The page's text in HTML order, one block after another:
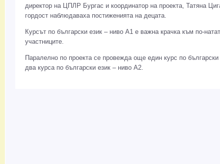
директор на ЦПЛР Бургас и координатор на проекта, Татяна
гордост наблюдаваха постиженията на децата.
Курсът по български език – ниво А1 е важна крачка към по-
участниците.
Паралелно по проекта се провежда още един курс по
два курса по български език – ниво А2.